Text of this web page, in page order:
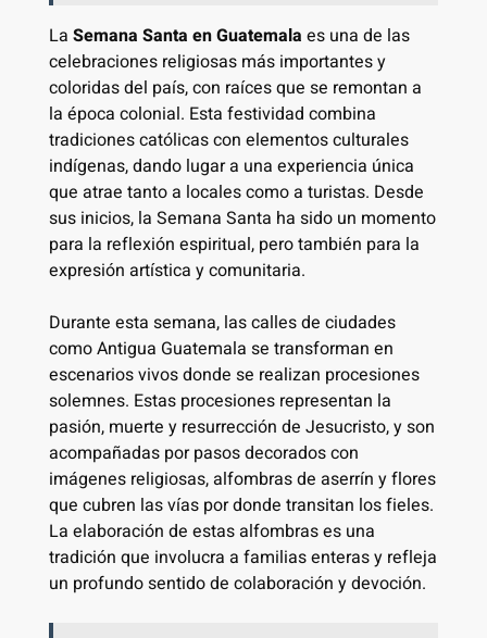
La Semana Santa en Guatemala es una de las
celebraciones religiosas más importantes y
coloridas del país, con raíces que se remontan a
la época colonial. Esta festividad combina
tradiciones católicas con elementos culturales
indígenas, dando lugar a una experiencia única
que atrae tanto a locales como a turistas. Desde
sus inicios, la Semana Santa ha sido un momento
para la reflexión espiritual, pero también para la
expresión artística y comunitaria.
Durante esta semana, las calles de ciudades
como Antigua Guatemala se transforman en
escenarios vivos donde se realizan procesiones
solemnes. Estas procesiones representan la
pasión, muerte y resurrección de Jesucristo, y son
acompañadas por pasos decorados con
imágenes religiosas, alfombras de aserrín y flores
que cubren las vías por donde transitan los fieles.
La elaboración de estas alfombras es una
tradición que involucra a familias enteras y refleja
un profundo sentido de colaboración y devoción.